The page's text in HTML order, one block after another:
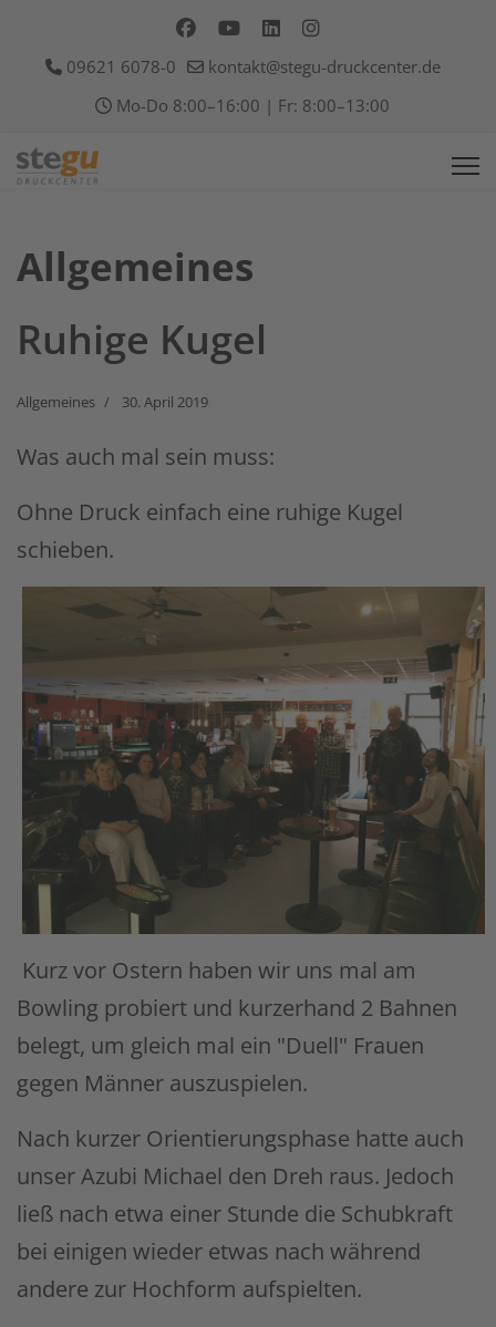
09621 6078-0
kontakt@stegu-druckcenter.de
Mo-Do 8:00–16:00 | Fr: 8:00–13:00
Allgemeines
Ruhige Kugel
Allgemeines 30. April 2019
Was auch mal sein muss:
Ohne Druck einfach eine ruhige Kugel
schieben.
Kurz vor Ostern haben wir uns mal am
Bowling probiert und kurzerhand 2 Bahnen
belegt, um gleich mal ein "Duell" Frauen
gegen Männer auszuspielen.
Nach kurzer Orientierungsphase hatte auch
unser Azubi Michael den Dreh raus. Jedoch
ließ nach etwa einer Stunde die Schubkraft
bei einigen wieder etwas nach während
andere zur Hochform aufspielten.